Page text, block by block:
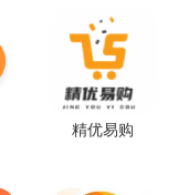
精优易购